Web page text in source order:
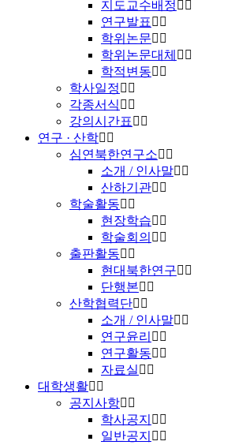
지도교수배정
연구발표
학위논문
학위논문대체
학적변동
학사일정
각종서식
강의시간표
연구 · 산학
심연북한연구소
소개 / 인사말
산하기관
학술활동
현장학습
학술회의
출판활동
현대북한연구
단행본
산학협력단
소개 / 인사말
연구윤리
연구활동
자료실
대학생활
공지사항
학사공지
일반공지